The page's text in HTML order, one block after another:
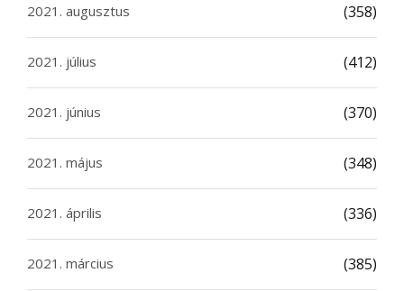
2021. augusztus (358)
2021. július (412)
2021. június (370)
2021. május (348)
2021. április (336)
2021. március (385)